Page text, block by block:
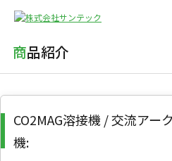
トップ 商品紹介 CO2MAG
商品紹介
CO2MAG溶接機 / 交流アー
機: